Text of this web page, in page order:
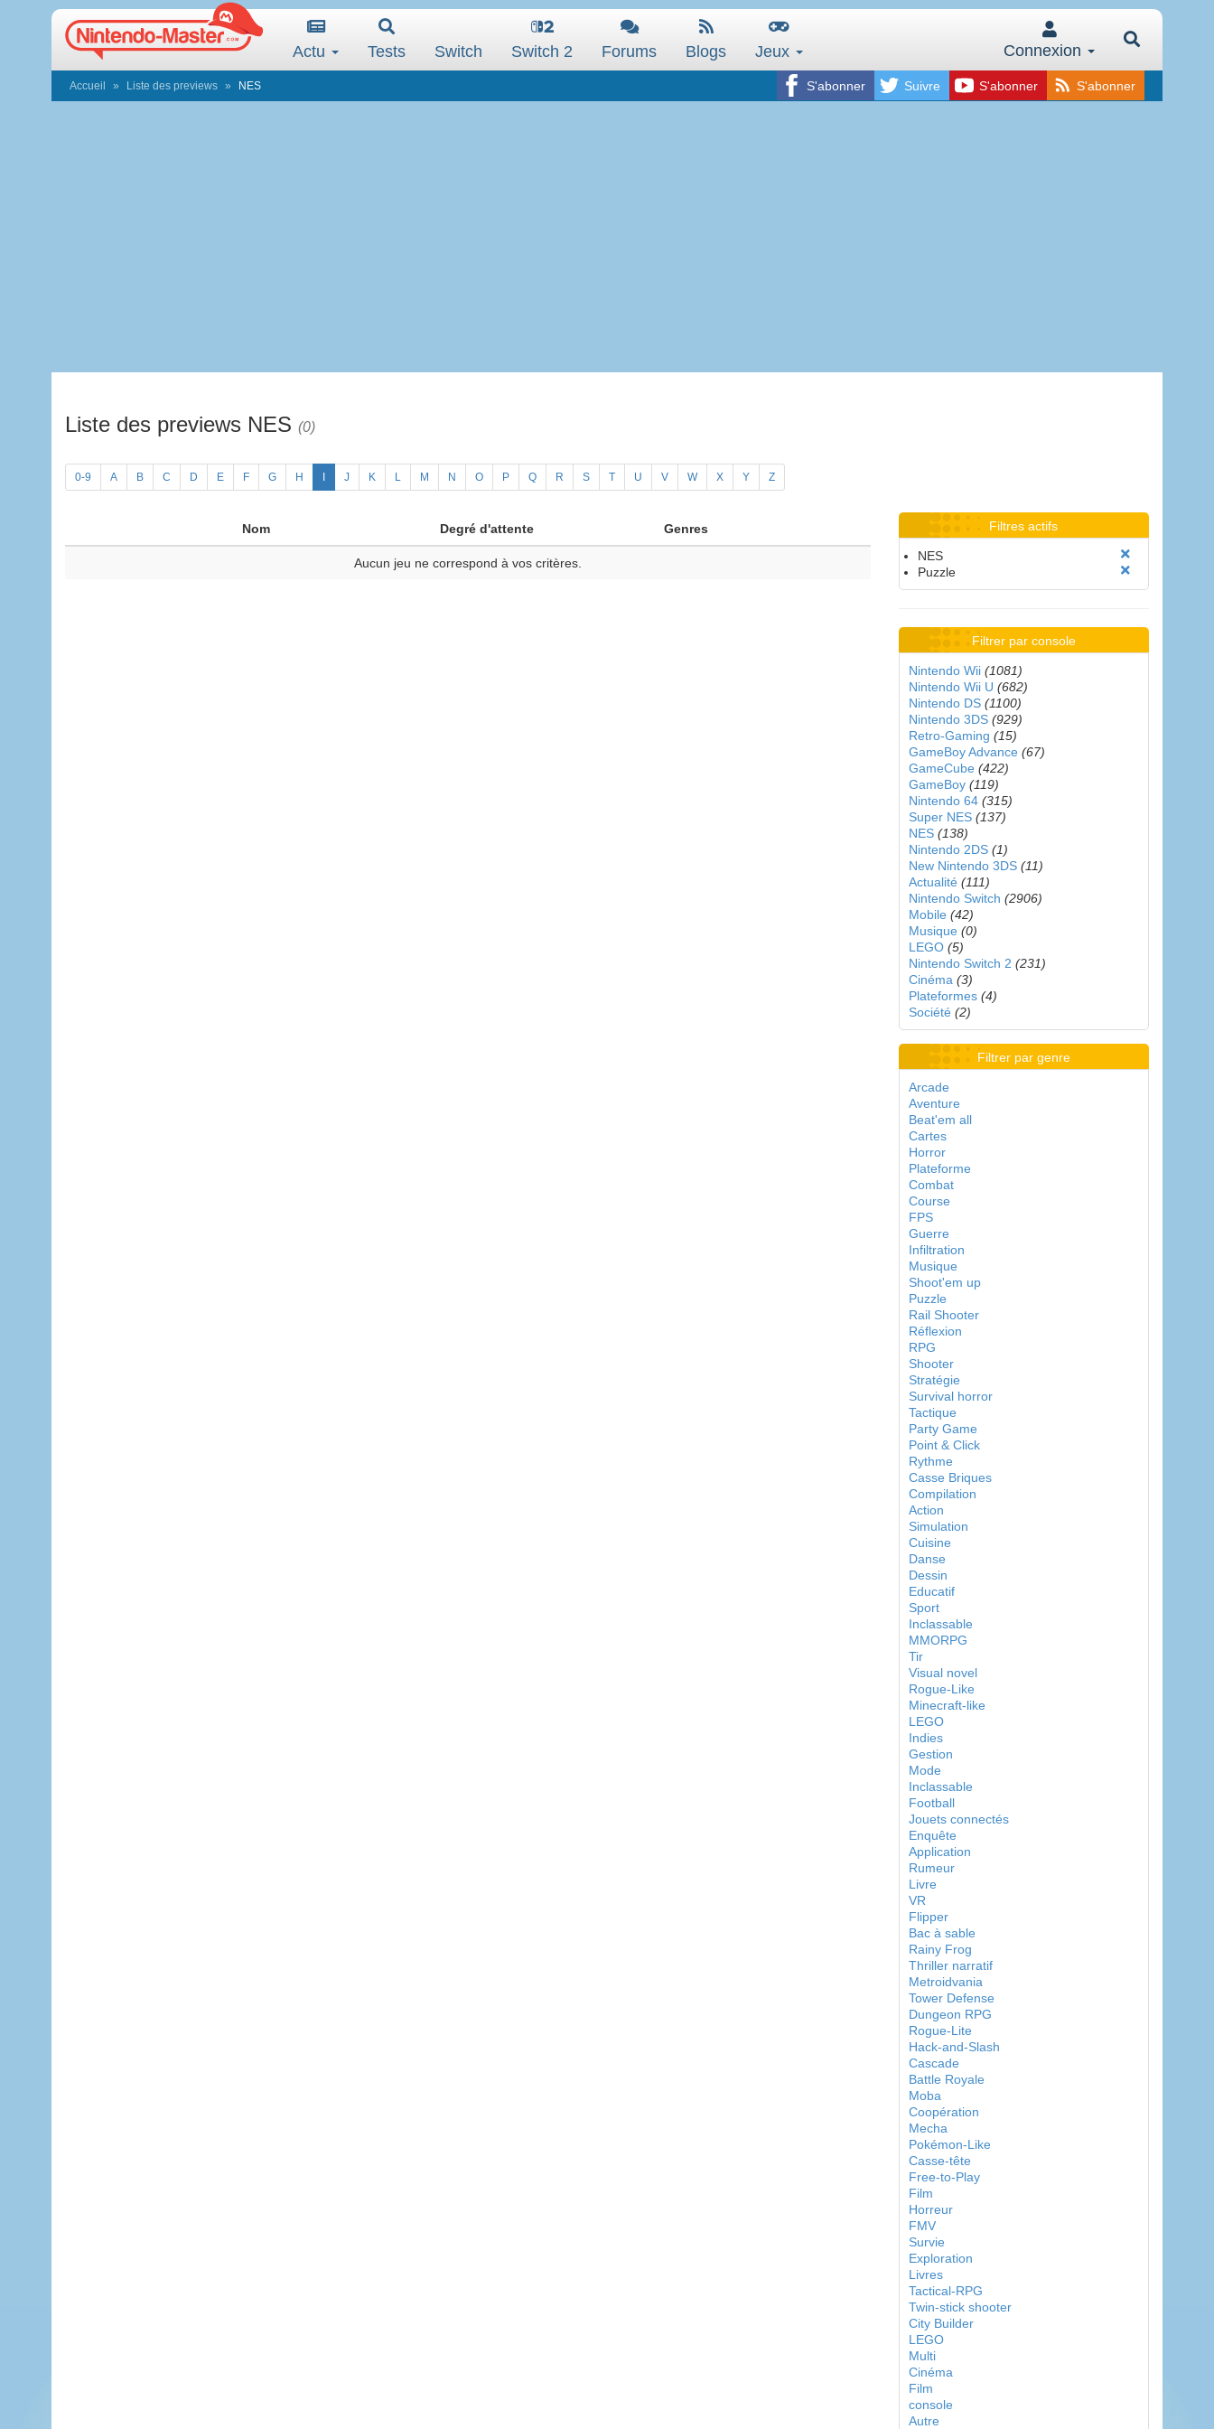
Actu Tests Switch Switch 2 Forums Blogs Jeux Connexion
S'abonner Suivre S'abonner S'abonner
Accueil Liste des previews NES
Liste des previews NES (0)
0-9 A B C D E F G H J K L M N O P Q R S T U V W X Y Z
Nom Degré d'attente Genres
Aucun jeu ne correspond à vos critères.
Filtres actifs
NES
Puzzle
Filtrer par console
Nintendo Wii (1081)
Nintendo Wii U (682)
Nintendo DS (1100)
Nintendo 3DS (929)
Retro-Gaming (15)
GameBoy Advance (67)
GameCube (422)
GameBoy (119)
Nintendo 64 (315)
Super NES (137)
NES (138)
Nintendo 2DS (1)
New Nintendo 3DS (11)
Actualité (111)
Nintendo Switch (2906)
Mobile (42)
Musique (0)
LEGO (5)
Nintendo Switch 2 (231)
Cinéma (3)
Plateformes (4)
Société (2)
Filtrer par genre
Arcade
Aventure
Beat'em all
Cartes
Horror
Plateforme
Combat
Course
FPS
Guerre
Infiltration
Musique
Shoot'em up
Puzzle
Rail Shooter
Réflexion
RPG
Shooter
Stratégie
Survival horror
Tactique
Party Game
Point & Click
Rythme
Casse Briques
Compilation
Action
Simulation
Cuisine
Danse
Dessin
Educatif
Sport
Inclassable
MMORPG
Tir
Visual novel
Rogue-Like
Minecraft-like
LEGO
Indies
Gestion
Mode
Inclassable
Football
Jouets connectés
Enquête
Application
Rumeur
Livre
VR
Flipper
Bac à sable
Rainy Frog
Thriller narratif
Metroidvania
Tower Defense
Dungeon RPG
Rogue-Lite
Hack-and-Slash
Cascade
Battle Royale
Moba
Coopération
Mecha
Pokémon-Like
Casse-tête
Free-to-Play
Film
Horreur
FMV
Survie
Exploration
Livres
Tactical-RPG
Twin-stick shooter
City Builder
LEGO
Multi
Cinéma
Film
console
Autre